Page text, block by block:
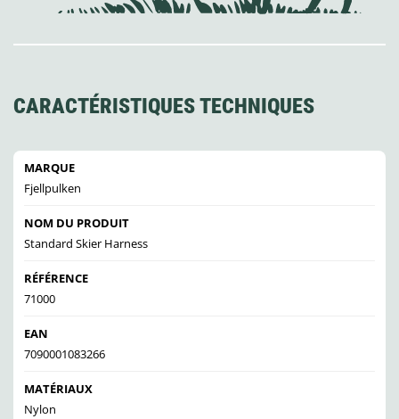
CARACTÉRISTIQUES TECHNIQUES
MARQUE
Fjellpulken
NOM DU PRODUIT
Standard Skier Harness
RÉFÉRENCE
71000
EAN
7090001083266
MATÉRIAUX
Nylon